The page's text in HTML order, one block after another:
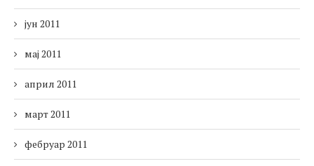
јун 2011
мај 2011
април 2011
март 2011
фебруар 2011